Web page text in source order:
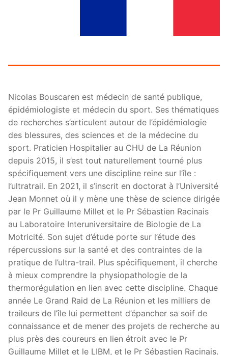
Nicolas Bouscaren est médecin de santé publique,
épidémiologiste et médecin du sport. Ses thématiques
de recherches s’articulent autour de l’épidémiologie
des blessures, des sciences et de la médecine du
sport. Praticien Hospitalier au CHU de La Réunion
depuis 2015, il s’est tout naturellement tourné plus
spécifiquement vers une discipline reine sur l’île :
l’ultratrail. En 2021, il s’inscrit en doctorat à l’Université
Jean Monnet où il y mène une thèse de science dirigée
par le Pr Guillaume Millet et le Pr Sébastien Racinais
au Laboratoire Interuniversitaire de Biologie de La
Motricité. Son sujet d’étude porte sur l’étude des
répercussions sur la santé et des contraintes de la
pratique de l’ultra-trail. Plus spécifiquement, il cherche
à mieux comprendre la physiopathologie de la
thermorégulation en lien avec cette discipline. Chaque
année Le Grand Raid de La Réunion et les milliers de
traileurs de l’île lui permettent d’épancher sa soif de
connaissance et de mener des projets de recherche au
plus près des coureurs en lien étroit avec le Pr
Guillaume Millet et le LIBM, et le Pr Sébastien Racinais.